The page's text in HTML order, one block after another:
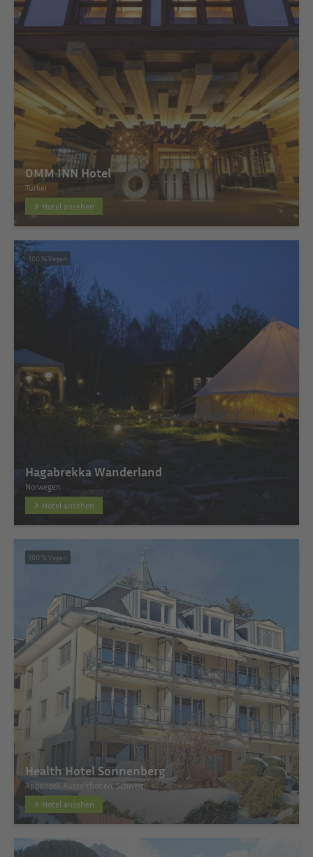
OMM INN Hotel
Türkei
Hotel ansehen
100 % Vegan
Hagabrekka Wanderland
Norwegen
Hotel ansehen
100 % Vegan
Health Hotel Sonnenberg
Appenzell Ausserrhoden, Schweiz
Hotel ansehen